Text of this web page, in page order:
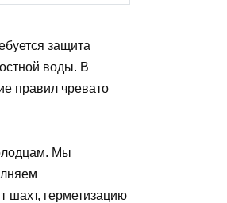
защита
воды. В
правил чревато
Мы
шахт, герметизацию